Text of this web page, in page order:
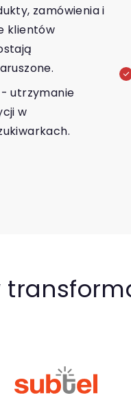
zamówienia i
klientów
- utrzymanie
w